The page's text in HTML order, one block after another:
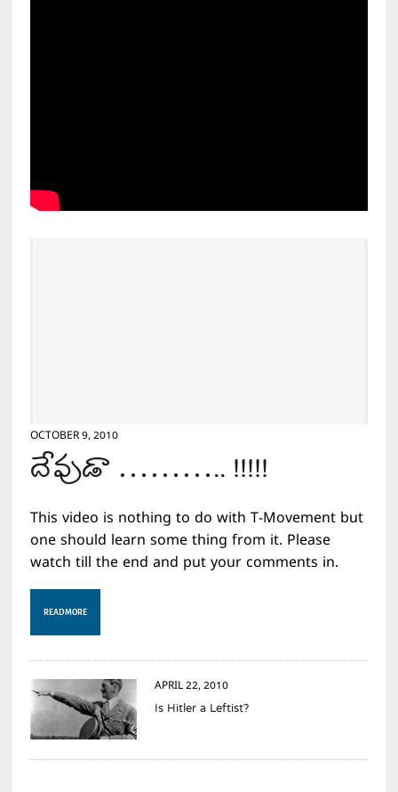
OCTOBER 9, 2010
దేవుడా ……….. !!!!!
This video is nothing to do with T-Movement but
one should learn some thing from it. Please
watch till the end and put your comments in.
READ MORE
APRIL 22, 2010
Is Hitler a Leftist?